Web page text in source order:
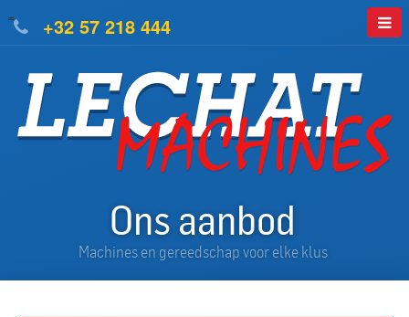
+32 57 218 444
=
Ons aanbod
Machines en gereedschap voor elke klus